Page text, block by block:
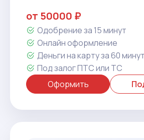
от 50000 ₽
Одобрение за 15 минут
Онлайн оформление
Деньги на карту за 60 минут
Под залог ПТС или ТС
Оформить